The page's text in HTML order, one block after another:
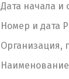
Дата начала и
Номер и дата
Организация,